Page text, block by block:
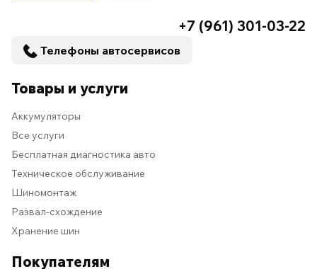
+7 (961) 301-03-22
Телефоны автосервисов
Товары и услуги
Аккумуляторы
Все услуги
Бесплатная диагностика авто
Техническое обслуживание
Шиномонтаж
Развал-схождение
Хранение шин
Покупателям